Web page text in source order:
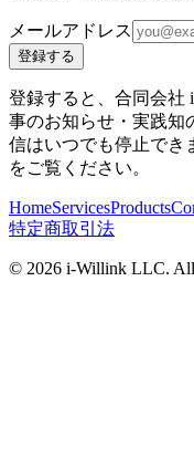
メールアドレス
登録する
登録すると、合同会社
事のお知らせ・実践知
信はいつでも停止でき
をご覧ください。
HomeServicesProducts
特定商取引法
© 2026 i-Willink LLC. All